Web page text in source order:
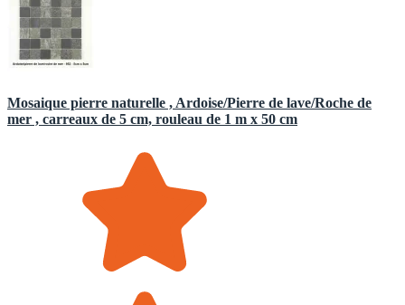
Mosaique pierre naturelle , Ardoise/Pierre de lave/Roche de
mer , carreaux de 5 cm, rouleau de 1 m x 50 cm